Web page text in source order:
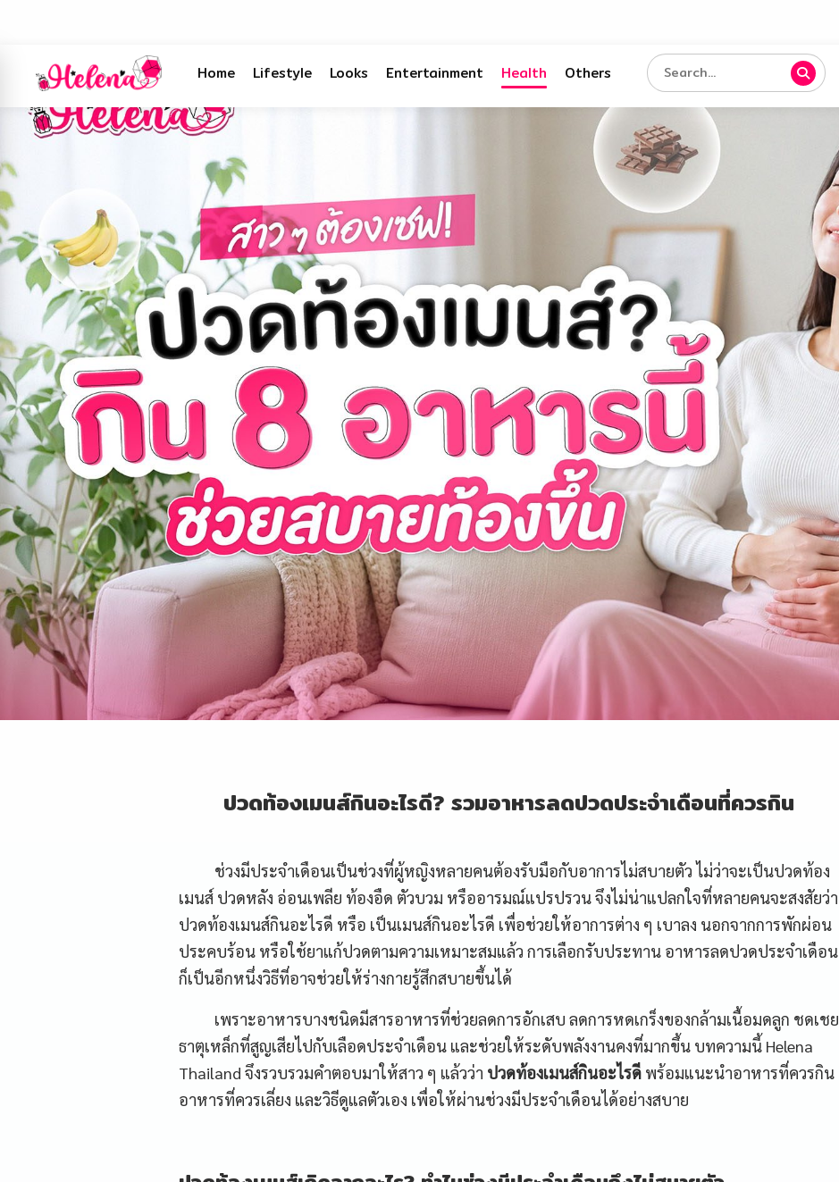
Home Lifestyle Looks Entertainment Health Others
ปวดท้องเมนส์กินอะไรดี? รวมอาหารลดปวดประจำเดือนที่ควรกิน
ช่วงมีประจำเดือนเป็นช่วงที่ผู้หญิงหลายคนต้องรับมือกับอาการไม่สบายตัว ไม่ว่าจะเป็นปวดท้อง
เมนส์ ปวดหลัง อ่อนเพลีย ท้องอืด ตัวบวม หรืออารมณ์แปรปรวน จึงไม่น่าแปลกใจที่หลายคนจะสงสัยว่า
ปวดท้องเมนส์กินอะไรดี หรือ เป็นเมนส์กินอะไรดี เพื่อช่วยให้อาการต่าง ๆ เบาลง นอกจากการพักผ่อน
ประคบร้อน หรือใช้ยาแก้ปวดตามความเหมาะสมแล้ว การเลือกรับประทาน อาหารลดปวดประจำเดือน
ก็เป็นอีกหนึ่งวิธีที่อาจช่วยให้ร่างกายรู้สึกสบายขึ้นได้
เพราะอาหารบางชนิดมีสารอาหารที่ช่วยลดการอักเสบ ลดการหดเกร็งของกล้ามเนื้อมดลูก ชดเชย
ธาตุเหล็กที่สูญเสียไปกับเลือดประจำเดือน และช่วยให้ระดับพลังงานคงที่มากขึ้น บทความนี้ Helena
Thailand จึงรวบรวมคำตอบมาให้สาว ๆ แล้วว่า ปวดท้องเมนส์กินอะไรดีพร้อมแนะนำอาหารที่ควรกิน
อาหารที่ควรเลี่ยง และวิธีดูแลตัวเอง เพื่อให้ผ่านช่วงมีประจำเดือนได้อย่างสบาย